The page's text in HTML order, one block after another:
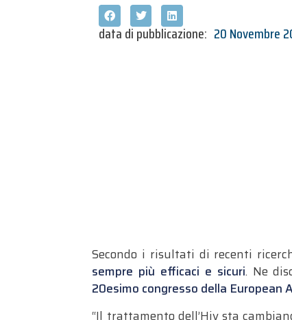
data di pubblicazione: 20 Novembre
Secondo i risultati di recenti
sempre più efficaci e sicuri. Ne
20esimo congresso della European
“Il trattamento dell’Hiv sta